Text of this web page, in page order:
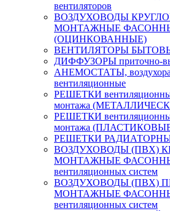
вентиляторов
ВОЗДУХОВОДЫ
МОНТАЖНЫЕ
(ОЦИНКОВАННЫЕ)
ВЕНТИЛЯТОРЫ
ДИФФУЗОРЫ приточно-
АНЕМОСТАТЫ,
вентиляционные
РЕШЕТКИ
монтажа
РЕШЕТКИ
монтажа
РЕШЕТКИ РАДИАТОРНЫЕ
ВОЗДУХОВОДЫ (ПВХ)
МОНТАЖНЫЕ
вентиляционных систем
ВОЗДУХОВОДЫ (ПВХ)
МОНТАЖНЫЕ
вентиляционных систем